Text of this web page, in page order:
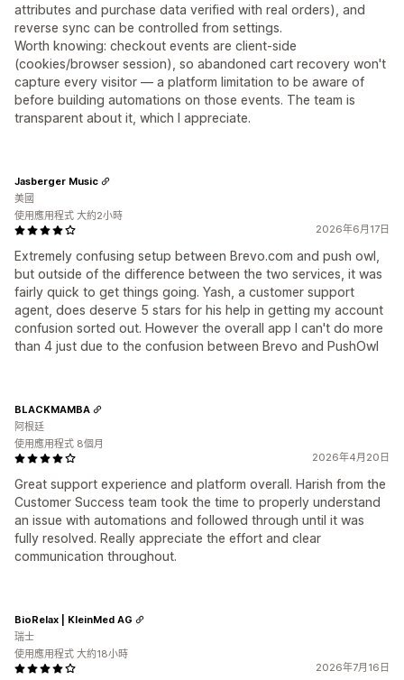
attributes and purchase data verified with real orders), and
reverse sync can be controlled from settings.
Worth knowing: checkout events are client-side
(cookies/browser session), so abandoned cart recovery won't
capture every visitor — a platform limitation to be aware of
before building automations on those events. The team is
transparent about it, which I appreciate.
2026年6月17日
Extremely confusing setup between Brevo.com and push owl,
but outside of the difference between the two services, it was
fairly quick to get things going. Yash, a customer support
agent, does deserve 5 stars for his help in getting my account
confusion sorted out. However the overall app I can't do more
than 4 just due to the confusion between Brevo and PushOwl
Jasberger Music
美國
使用應用程式 大約2小時
2026年4月20日
Great support experience and platform overall. Harish from the
Customer Success team took the time to properly understand
an issue with automations and followed through until it was
fully resolved. Really appreciate the effort and clear
communication throughout.
BLACKMAMBA
阿根廷
使用應用程式 8個月
2026年7月16日
BioRelax | KleinMed AG
瑞士
使用應用程式 大約18小時